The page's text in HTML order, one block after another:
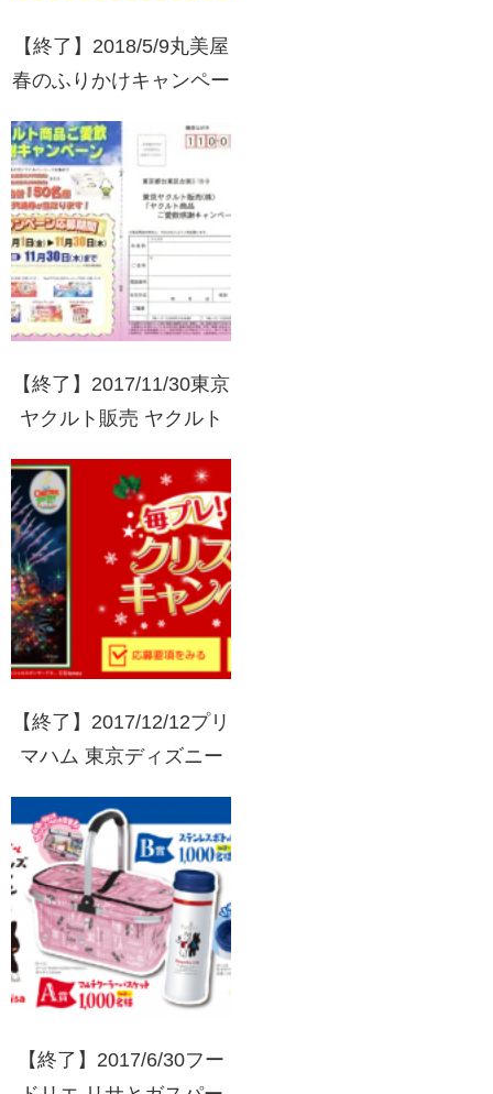
【終了】2018/5/9丸美屋
春のふりかけキャンペー
【終了】2017/11/30東京
ヤクルト販売 ヤクルト
ーン
【終了】2017/12/12プリ
マハム 東京ディズニー
毎プレ！クリスマスキャ
ンペーン
【終了】2017/6/30フー